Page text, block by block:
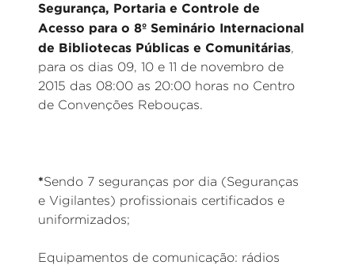
Segurança, Portaria e Controle de
Acesso para o 8º Seminário Internacional
de Bibliotecas Públicas e Comunitárias,
para os dias 09, 10 e 11 de novembro de
2015 das 08:00 as 20:00 horas no Centro
de Convenções Rebouças.
*Sendo 7 seguranças por dia (Seguranças
e Vigilantes) profissionais certificados e
uniformizados;
Equipamentos de comunicação: rádios